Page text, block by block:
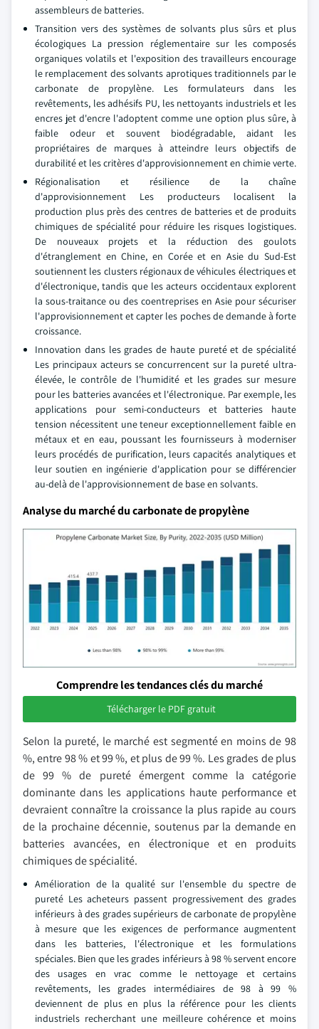
assembleurs de batteries.
Transition vers des systèmes de solvants plus sûrs et plus
écologiques La pression réglementaire sur les composés
organiques volatils et l'exposition des travailleurs encourage
le remplacement des solvants aprotiques traditionnels par le
carbonate de propylène. Les formulateurs dans les
revêtements, les adhésifs PU, les nettoyants industriels et les
encres jet d'encre l'adoptent comme une option plus sûre, à
faible odeur et souvent biodégradable, aidant les
propriétaires de marques à atteindre leurs objectifs de
durabilité et les critères d'approvisionnement en chimie verte.
Régionalisation et résilience de la chaîne
d'approvisionnement Les producteurs localisent la
production plus près des centres de batteries et de produits
chimiques de spécialité pour réduire les risques logistiques.
De nouveaux projets et la réduction des goulots
d'étranglement en Chine, en Corée et en Asie du Sud-Est
soutiennent les clusters régionaux de véhicules électriques et
d'électronique, tandis que les acteurs occidentaux explorent
la sous-traitance ou des coentreprises en Asie pour sécuriser
l'approvisionnement et capter les poches de demande à forte
croissance.
Innovation dans les grades de haute pureté et de spécialité
Les principaux acteurs se concurrencent sur la pureté ultra-
élevée, le contrôle de l'humidité et les grades sur mesure
pour les batteries avancées et l'électronique. Par exemple, les
applications pour semi-conducteurs et batteries haute
tension nécessitent une teneur exceptionnellement faible en
métaux et en eau, poussant les fournisseurs à moderniser
leurs procédés de purification, leurs capacités analytiques et
leur soutien en ingénierie d'application pour se différencier
au-delà de l'approvisionnement de base en solvants.
Analyse du marché du carbonate de propylène
Comprendre les tendances clés du marché
Télécharger le PDF gratuit
Selon la pureté, le marché est segmenté en moins de 98
%, entre 98 % et 99 %, et plus de 99 %. Les grades de plus
de 99 % de pureté émergent comme la catégorie
dominante dans les applications haute performance et
devraient connaître la croissance la plus rapide au cours
de la prochaine décennie, soutenus par la demande en
batteries avancées, en électronique et en produits
chimiques de spécialité.
Amélioration de la qualité sur l'ensemble du spectre de
pureté Les acheteurs passent progressivement des grades
inférieurs à des grades supérieurs de carbonate de propylène
à mesure que les exigences de performance augmentent
dans les batteries, l'électronique et les formulations
spéciales. Bien que les grades inférieurs à 98 % servent encore
des usages en vrac comme le nettoyage et certains
revêtements, les grades intermédiaires de 98 à 99 %
deviennent de plus en plus la référence pour les clients
industriels recherchant une meilleure cohérence et moins